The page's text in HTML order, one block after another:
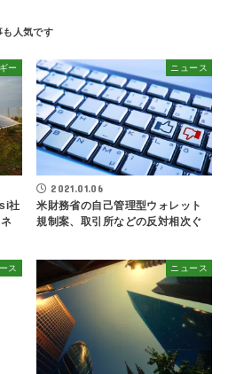
ー
社
ニュース
2021.01.06
米財務省の自己管理型ウォレット
規制案、取引所などの反対相次ぐ
ス ニュース